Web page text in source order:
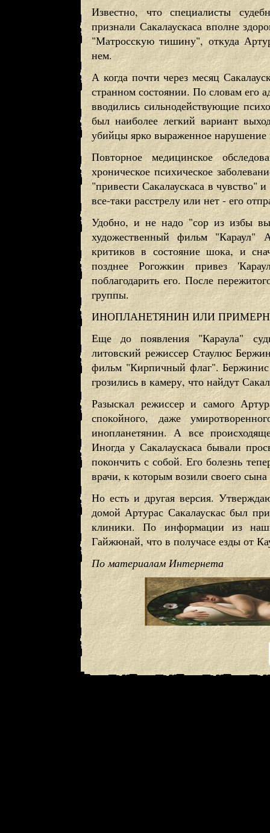
Известно, что специалисты
признали Сакалаускаса вполне
"Матросскую тишину", откуда
нем.
А когда почти через месяц
странном состоянии. По словам его
вводились сильнодействующие
был наиболее легкий вариант
убийцы ярко выраженное нарушение
Повторное медицинское
хроническое психическое
"привести Сакалаускаса в чувство"
все-таки расстрелу или нет - его
Удобно, и не надо "сор из избы
художественный фильм "Караул"
критиков в состояние шока, и
позднее Рогожкин привез
поблагодарить его. После
группы.
ИНОПЛАНЕТЯНИН ИЛИ
Еще до появления "Караула"
литовский режиссер Стаулюс
фильм "Кирпичный флаг".
грозились в камеру, что найдут
Разыскал режиссер и самого
спокойного, даже
инопланетянин. А все
Иногда у Сакалаускаса бывали
покончить с собой. Его болезнь
врачи, к которым возили своего
Но есть и другая версия.
домой Артурас Сакалаускас был
клиники. По информации из
Гайжюнай, что в получасе езды от
По материалам Интернета